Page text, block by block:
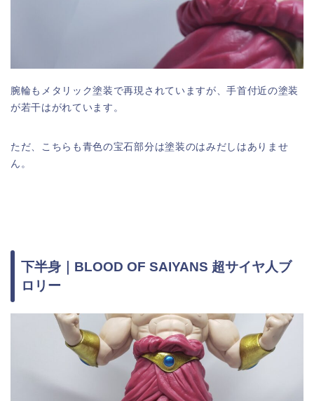
腕輪もメタリック塗装で再現されていますが、手首付近の塗装
が若干はがれています。
ただ、こちらも青色の宝石部分は塗装のはみだしはありませ
ん。
下半身｜BLOOD OF SAIYANS 超サイヤ人ブ
ロリー